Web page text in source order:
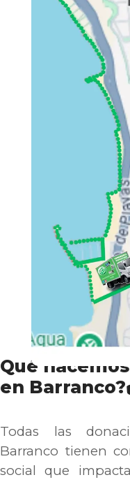
Qué
en
Todas las
Barranco tienen
social que